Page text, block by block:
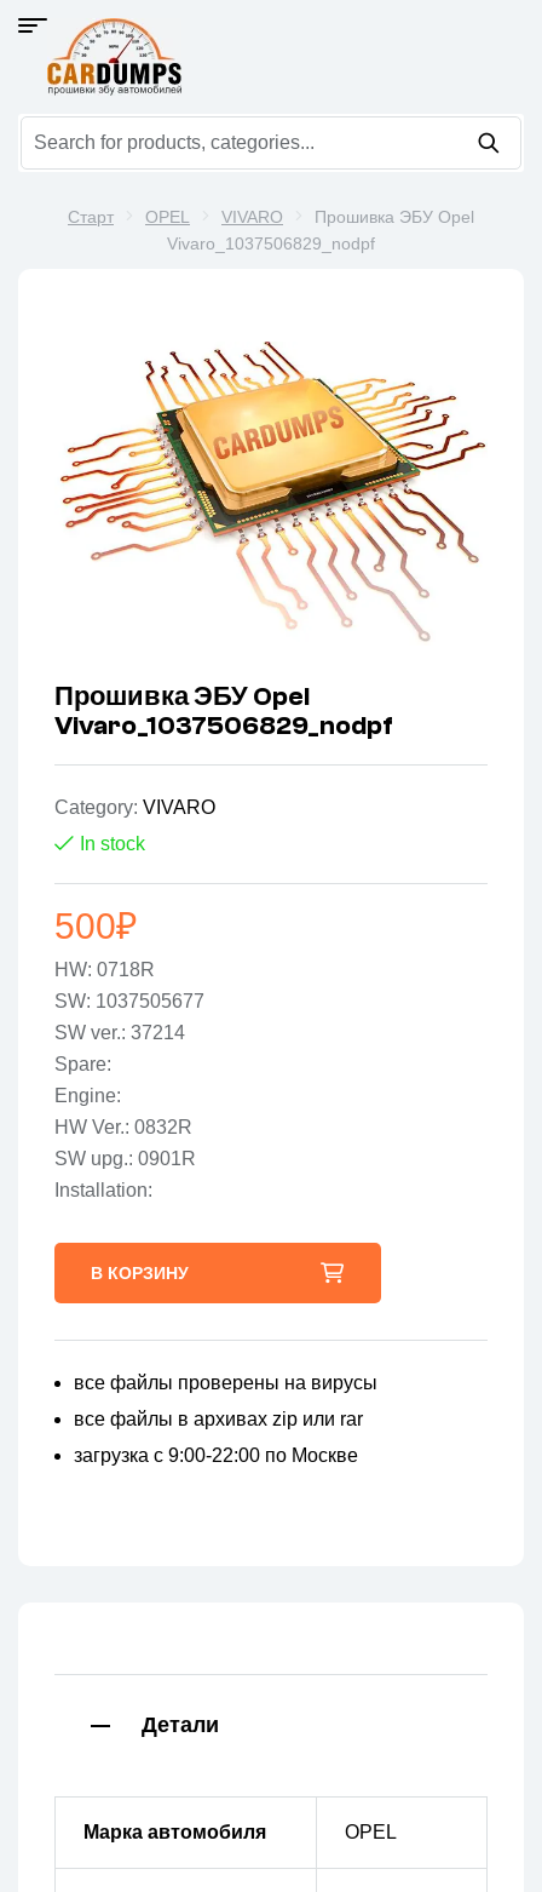
Старт OPEL VIVARO
Прошивка ЭБУ Opel
Vivaro_1037506829_nodpf
Прошивка ЭБУ Opel
Vivaro_1037506829_nodpf
Category: VIVARO
In stock
500₽
HW: 0718R
SW: 1037505677
SW ver.: 37214
Spare:
Engine:
HW Ver.: 0832R
SW upg.: 0901R
Installation:
В КОРЗИНУ
все файлы проверены на вирусы
все файлы в архивах zip или rar
загрузка с 9:00-22:00 по Москве
Детали
Марка автомобиля OPEL